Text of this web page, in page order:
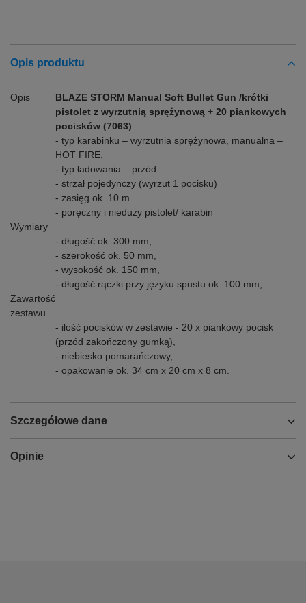
Opis produktu
Opis
BLAZE STORM Manual Soft Bullet Gun /krótki
pistolet z wyrzutnią sprężynową + 20 piankowych
pocisków (7063)
- typ karabinku – wyrzutnia sprężynowa, manualna –
HOT FIRE.
- typ ładowania – przód.
- strzał pojedynczy (wyrzut 1 pocisku)
- zasięg ok. 10 m.
- poręczny i nieduży pistolet/ karabin
Wymiary
- długość ok. 300 mm,
- szerokość ok. 50 mm,
- wysokość ok. 150 mm,
- długość rączki przy języku spustu ok. 100 mm,
Zawartość
zestawu
- ilość pocisków w zestawie - 20 x piankowy pocisk
(przód zakończony gumką),
- niebiesko pomarańczowy,
- opakowanie ok. 34 cm x 20 cm x 8 cm.
Szczegółowe dane
Opinie